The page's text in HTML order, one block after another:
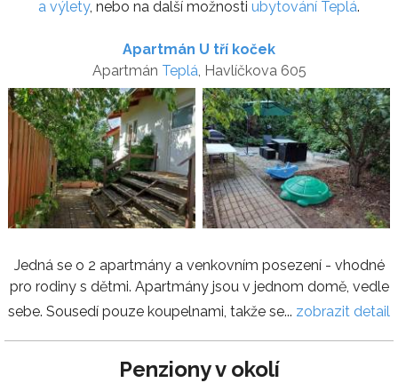
a výlety, nebo na další možnosti ubytování Teplá.
Apartmán U tří koček
Apartmán Teplá , Havlíčkova 605
Jedná se o 2 apartmány a venkovním posezení - vhodné
pro rodiny s dětmi. Apartmány jsou v jednom domě, vedle
sebe. Sousedí pouze koupelnami, takže se... zobrazit detail
Penziony v okolí